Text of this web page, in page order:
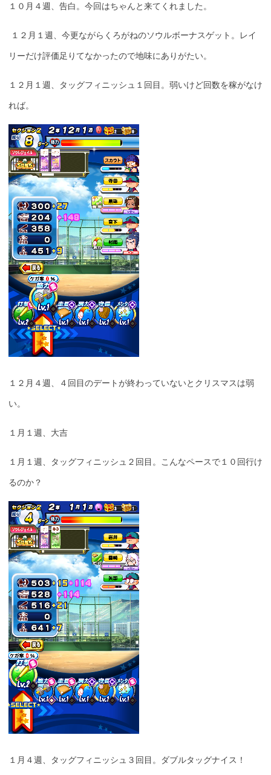
１０月４週、告白。今回はちゃんと来てくれました。
１２月１週、今更ながらくろがねのソウルボーナスゲット。レイ
リーだけ評価足りてなかったので地味にありがたい。
１２月１週、タッグフィニッシュ１回目。弱いけど回数を稼がなけ
れば。
１２月４週、４回目のデートが終わっていないとクリスマスは弱
い。
１月１週、大吉
１月１週、タッグフィニッシュ２回目。こんなペースで１０回行け
るのか？
１月４週、タッグフィニッシュ３回目。ダブルタッグナイス！